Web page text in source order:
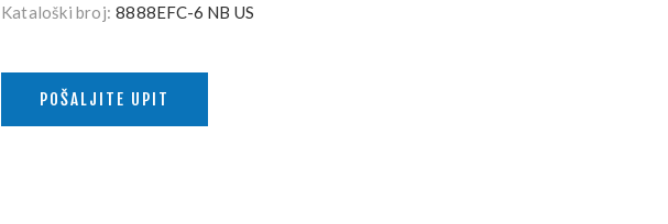
Kataloški broj: 8888EFC-6 NB US
POŠALJITE UPIT